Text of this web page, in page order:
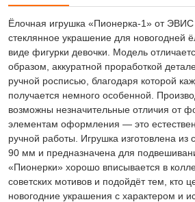
Ёлочная игрушка «Пионерка-1» от
стеклянное украшение для новогодней
виде фигурки девочки. Модель
образом, аккуратной проработкой
ручной росписью, благодаря которой
получается немного особенной.
возможны незначительные отличия от
элементам оформления — это
ручной работы. Игрушка изготовлена из
90 мм и предназначена для
«Пионерки» хорошо вписывается в
советских мотивов и подойдёт тем, кто
новогодние украшения с характером и